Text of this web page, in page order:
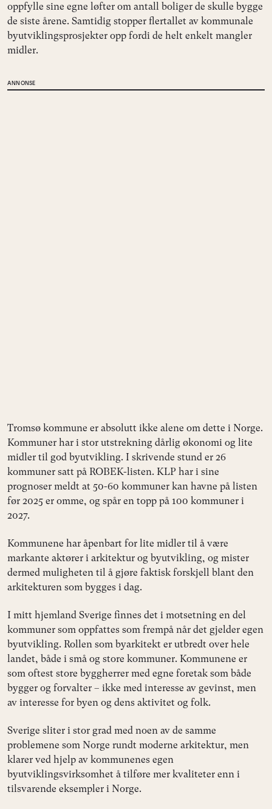
oppfylle sine egne løfter om antall boliger de skulle bygge
de siste årene. Samtidig stopper flertallet av kommunale
byutviklingsprosjekter opp fordi de helt enkelt mangler
midler.
ANNONSE
Tromsø kommune er absolutt ikke alene om dette i Norge.
Kommuner har i stor utstrekning dårlig økonomi og lite
midler til god byutvikling. I skrivende stund er 26
kommuner satt på ROBEK-listen. KLP har i sine
prognoser meldt at 50-60 kommuner kan havne på listen
før 2025 er omme, og spår en topp på 100 kommuner i
2027.
Kommunene har åpenbart for lite midler til å være
markante aktører i arkitektur og byutvikling, og mister
dermed muligheten til å gjøre faktisk forskjell blant den
arkitekturen som bygges i dag.
I mitt hjemland Sverige finnes det i motsetning en del
kommuner som oppfattes som frempå når det gjelder egen
byutvikling. Rollen som byarkitekt er utbredt over hele
landet, både i små og store kommuner. Kommunene er
som oftest store byggherrer med egne foretak som både
bygger og forvalter – ikke med interesse av gevinst, men
av interesse for byen og dens aktivitet og folk.
Sverige sliter i stor grad med noen av de samme
problemene som Norge rundt moderne arkitektur, men
klarer ved hjelp av kommunenes egen
byutviklingsvirksomhet å tilføre mer kvaliteter enn i
tilsvarende eksempler i Norge.